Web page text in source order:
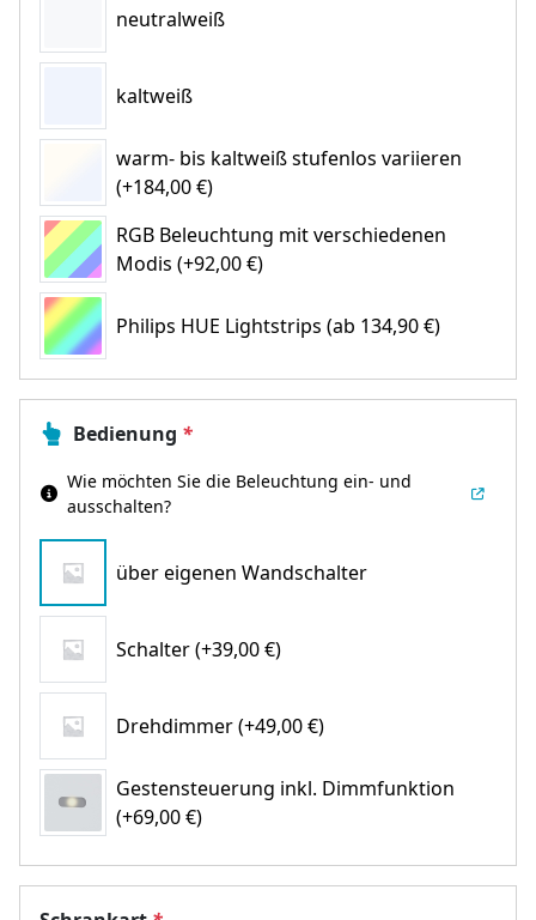
neutralweiß
kaltweiß
warm- bis kaltweiß stufenlos variieren
(+184,00 €)
RGB Beleuchtung mit verschiedenen
Modis (+92,00 €)
Philips HUE Lightstrips (ab 134,90 €)
Bedienung *
Wie möchten Sie die Beleuchtung ein- und
ausschalten?
über eigenen Wandschalter
Schalter (+39,00 €)
Drehdimmer (+49,00 €)
Gestensteuerung inkl. Dimmfunktion
(+69,00 €)